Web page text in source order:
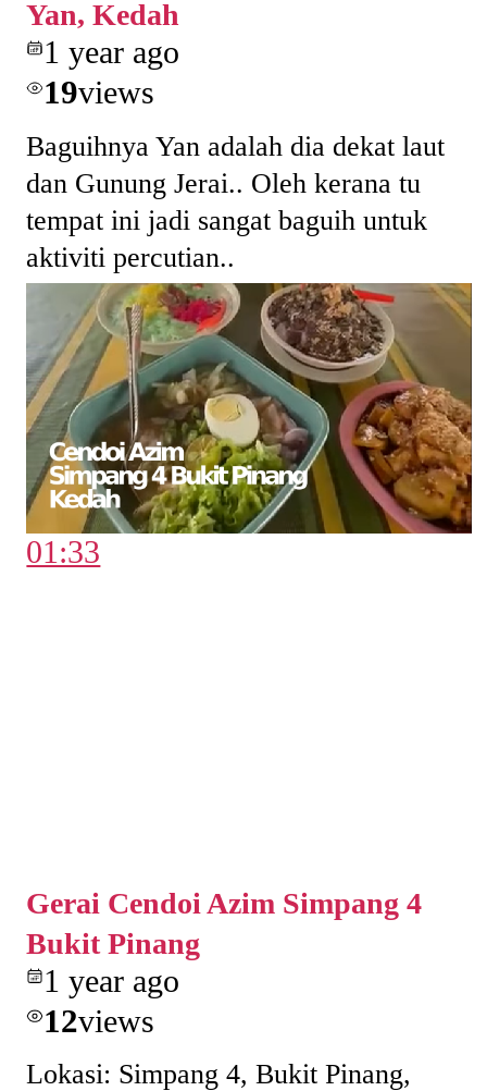
Yan, Kedah
1 year ago
19views
Baguihnya Yan adalah dia dekat laut
dan Gunung Jerai.. Oleh kerana tu
tempat ini jadi sangat baguih untuk
aktiviti percutian..
01:33
Gerai Cendoi Azim Simpang 4
Bukit Pinang
1 year ago
12views
Lokasi: Simpang 4, Bukit Pinang,